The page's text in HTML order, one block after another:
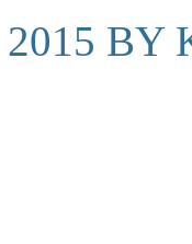
BY